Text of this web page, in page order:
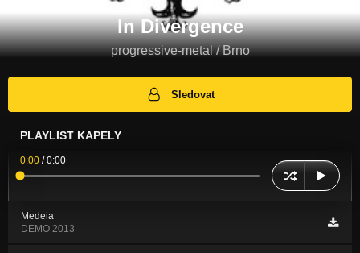
In Divergence
progressive-metal / Brno
Sledovat
PLAYLIST KAPELY
0:00 /0:00
Medeia
DEMO 2013